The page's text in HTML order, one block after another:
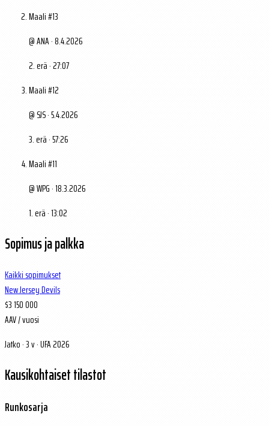
Maali #13
@ ANA · 8.4.2026
2. erä · 27:07
Maali #12
@ SJS · 5.4.2026
3. erä · 57:26
Maali #11
@ WPG · 18.3.2026
1. erä · 13:02
Sopimus ja palkka
Kaikki sopimukset
New Jersey Devils
$3 150 000
AAV / vuosi
Jatko · 3 v · UFA 2026
Kausikohtaiset tilastot
Runkosarja